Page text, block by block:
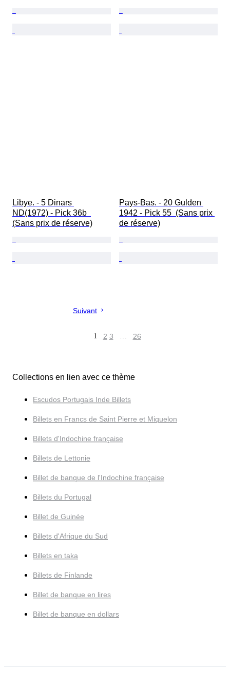
Libye. - 5 Dinars
ND(1972) - Pick 36b
(Sans prix de réserve)
Pays-Bas. - 20 Gulden
1942 - Pick 55  (Sans prix
de réserve)
Suivant
1 2 3 … 26
Collections en lien avec ce thème
Escudos Portugais Inde Billets
Billets en Francs de Saint Pierre et Miquelon
Billets d'Indochine française
Billets de Lettonie
Billet de banque de l'Indochine française
Billets du Portugal
Billet de Guinée
Billets d'Afrique du Sud
Billets en taka
Billets de Finlande
Billet de banque en lires
Billet de banque en dollars